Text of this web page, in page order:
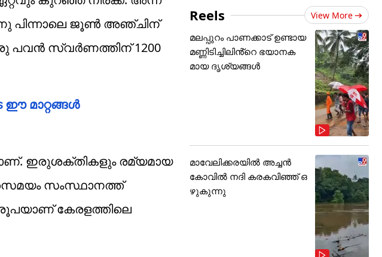
പിന്നാലെ ജൂൺ അഞ്ചിന്
പവന്‍ സ്വര്‍ണത്തിന് 1200
മാറ്റങ്ങൾ
ഇരുശക്തികളും രമ്യമായ
സംസ്ഥാനത്ത്
രൂപയാണ് കേരളത്തിലെ
Reels View More
മലപ്പുറം പാണക്കാട് ഉണ്ടായ
മണ്ണിടിച്ചിലിൻ്റെ ഭയാനക
മായ ദൃശ്യങ്ങൾ
മാവേലിക്കരയിൽ അച്ചൻ
കോവിൽ നദി കരകവിഞ്ഞ് ഒ
ഴുകുന്നു